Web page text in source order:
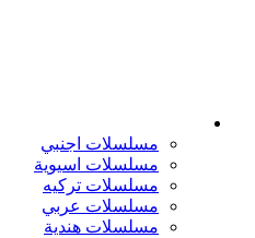
مسلسلات اجنبي
مسلسلات اسيوية
مسلسلات تركيه
مسلسلات عربي
مسلسلات هندية